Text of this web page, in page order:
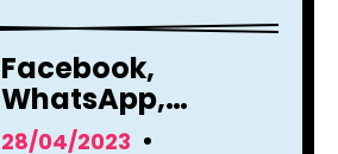
Facebook,
WhatsApp,
Instagram Yapay
28/04/2023